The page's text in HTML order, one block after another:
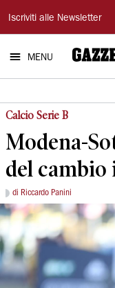
Gazzetta
di
Modena
Iscriviti alle Newsletter
MENU
Calcio Serie B
Modena-
del cambio
di Riccardo Panini